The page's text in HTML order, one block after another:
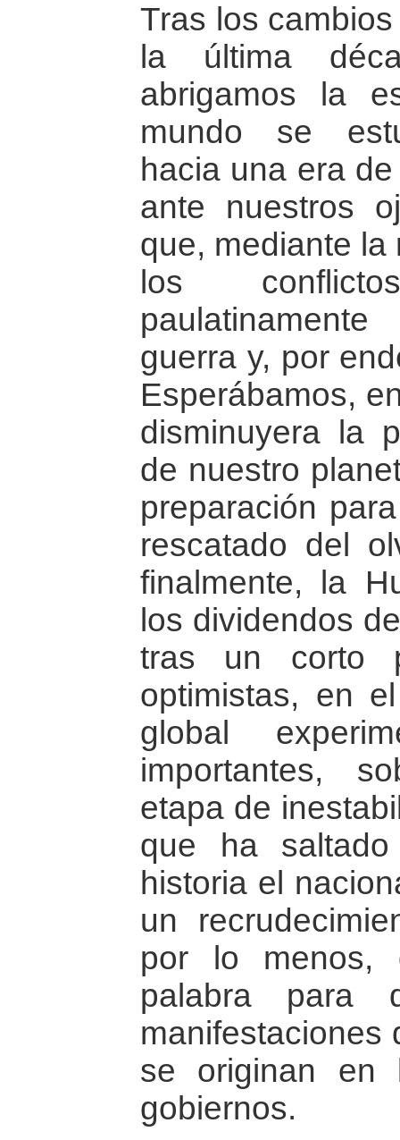
Tras los
la última
abrigamos la
mundo se
hacia una era
ante nuestros
que, mediante
los
guerra y, por
Esperábamos,
disminuyera la
de nuestro
preparación
rescatado del
finalmente, la
los dividendos
tras un corto
optimistas, en
global
importantes,
etapa de
que ha
historia el
un
por lo menos,
palabra para
manifestaciones
se originan en
gobiernos.